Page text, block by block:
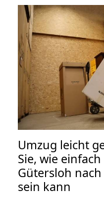
Umzug leicht
Sie, wie
Gütersloh
sein kann